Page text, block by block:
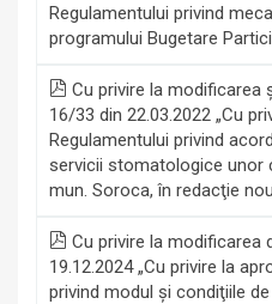
Regulamentului privind
programului Bugetare
Cu privire la modificarea
16/33 din 22.03.2022 „Cu
Regulamentului privind
servicii stomatologice unor
mun. Soroca, în redacţie
Cu privire la modificarea
19.12.2024 „Cu privire la
privind modul şi condiţiile